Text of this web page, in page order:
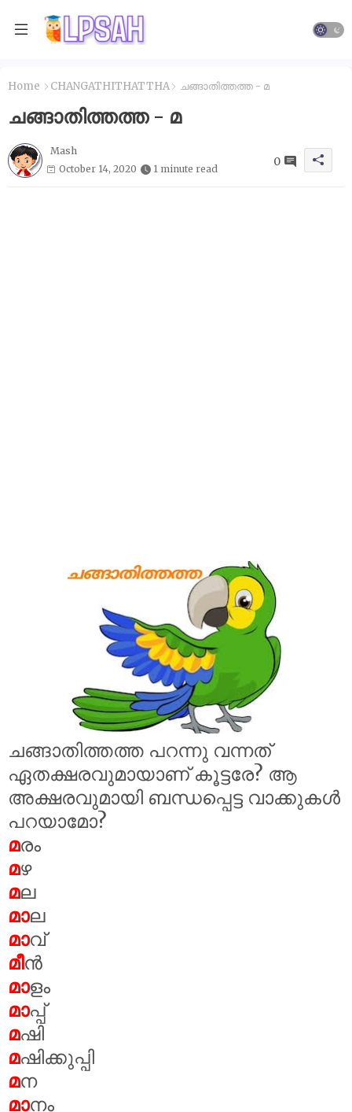
Home CHANGATHITHATTHA ചങ്ങാതിത്തത്ത - മ
ചങ്ങാതിത്തത്ത - മ
Mash
October 14, 2020
1 minute read
0
ചങ്ങാതിത്തത്ത പറന്നു വന്നത്
ഏതക്ഷരവുമായാണ് കൂട്ടരേ? ആ
അക്ഷരവുമായി ബന്ധപ്പെട്ട വാക്കുകൾ
പറയാമോ?
മരം
മഴ
മല
മാല
മാവ്
മീൻ
മാളം
മാപ്പ്
മഷി
മഷിക്കുപ്പി
മന
മാനം